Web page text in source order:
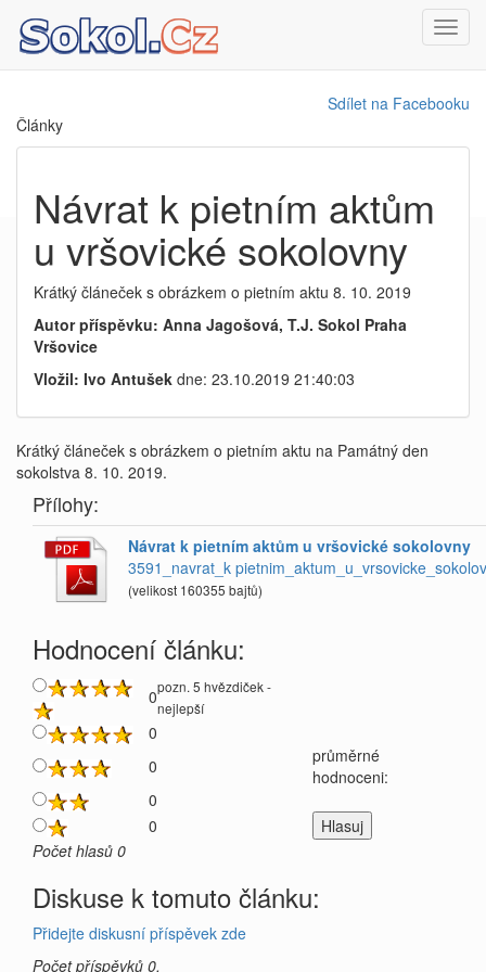
Sdílet na Facebooku
Články
Návrat k pietním aktům
u vršovické sokolovny
Krátký článeček s obrázkem o pietním aktu 8. 10. 2019
Autor příspěvku: Anna Jagošová, T.J. Sokol Praha
Vršovice
Vložil: Ivo Antušek dne: 23.10.2019 21:40:03
Krátký článeček s obrázkem o pietním aktu na Památný den
sokolstva 8. 10. 2019.
Přílohy:
Návrat k pietním aktům u vršovické sokolovny
3591_navrat_k
(velikost 160355 bajtů)
Hodnocení článku:
0pozn. 5 hvězdiček -
nejlepší
0
0
průměrné
hodnoceni:
0
0
Počet hlasů 0
Diskuse k tomuto článku:
Přidejte diskusní příspěvek zde
Počet příspěvků 0.